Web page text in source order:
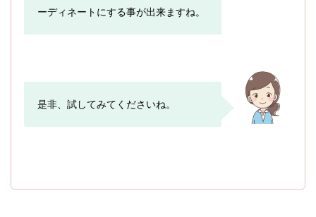
ーディネートにする事が出来ますね。
是非、試してみてくださいね。